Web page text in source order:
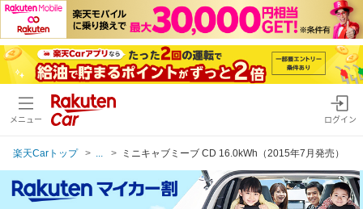
メニュー ログイン
楽天Carトップ ミニキャブミーブ CD 16.0kWh（2015年7月発売）